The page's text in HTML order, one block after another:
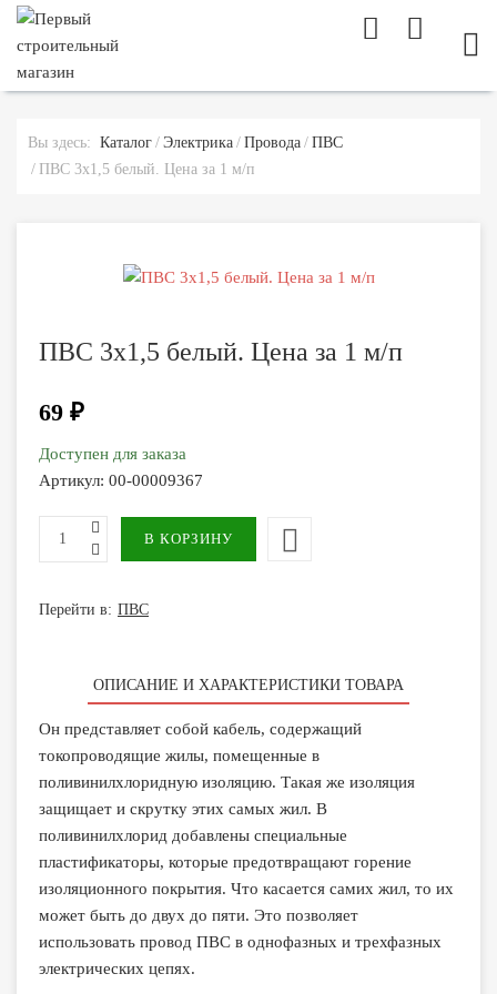
Вы здесь: Каталог Электрика Провода
ПВС
ПВС 3х1,5 белый. Цена за 1 м/п
ПВС 3х1,5 белый. Цена за 1 м/п
69 ₽
Доступен для заказа
Артикул: 00-00009367
Перейти в: ПВС
ОПИСАНИЕ И ХАРАКТЕРИСТИКИ ТОВАРА
Он представляет собой кабель, содержащий
токопроводящие жилы, помещенные в
поливинилхлоридную изоляцию. Такая же изоляция
защищает и скрутку этих самых жил. В
поливинилхлорид добавлены специальные
пластификаторы, которые предотвращают горение
изоляционного покрытия. Что касается самих жил, то их
может быть до двух до пяти. Это позволяет
использовать провод ПВС в однофазных и трехфазных
электрических цепях.